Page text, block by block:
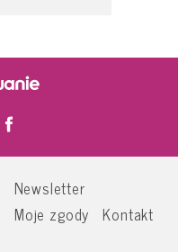
Newsletter
Moje zgody Kontakt